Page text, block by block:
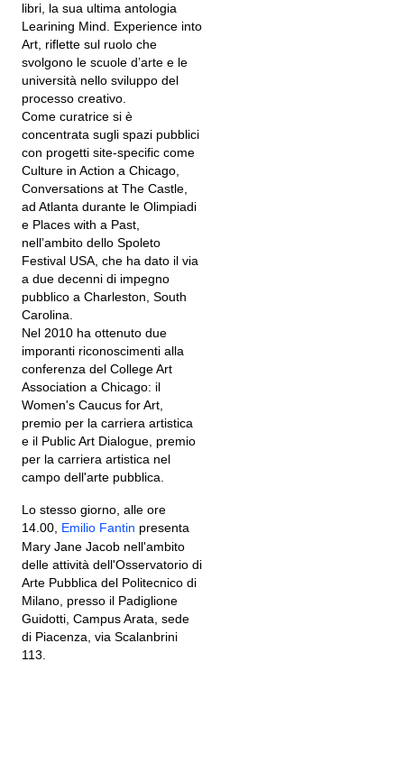
libri, la sua ultima antologia
Learining Mind. Experience into
Art, riflette sul ruolo che
svolgono le scuole dʼarte e le
università nello sviluppo del
processo creativo.
Come curatrice si è
concentrata sugli spazi pubblici
con progetti site-specific come
Culture in Action a Chicago,
Conversations at The Castle,
ad Atlanta durante le Olimpiadi
e Places with a Past,
nellʼambito dello Spoleto
Festival USA, che ha dato il via
a due decenni di impegno
pubblico a Charleston, South
Carolina.
Nel 2010 ha ottenuto due
imporanti riconoscimenti alla
conferenza del College Art
Association a Chicago: il
Women's Caucus for Art,
premio per la carriera artistica
e il Public Art Dialogue, premio
per la carriera artistica nel
campo dell'arte pubblica.
Lo stesso giorno, alle ore
14.00, Emilio Fantin presenta
Mary Jane Jacob nell'ambito
delle attività dell'Osservatorio di
Arte Pubblica del Politecnico di
Milano, presso il Padiglione
Guidotti, Campus Arata, sede
di Piacenza, via Scalanbrini
113.